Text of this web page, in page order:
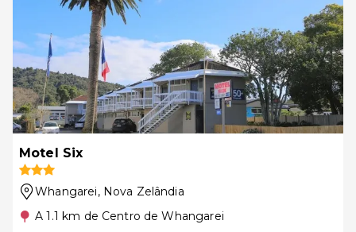
Motel Six
Whangarei, Nova Zelândia
A 1.1 km de Centro de Whangarei